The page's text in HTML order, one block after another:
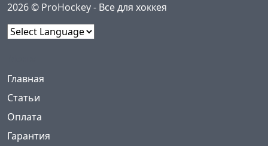
2026 © ProHockey - Все для хоккея
Главная
Статьи
Оплата
Гарантия